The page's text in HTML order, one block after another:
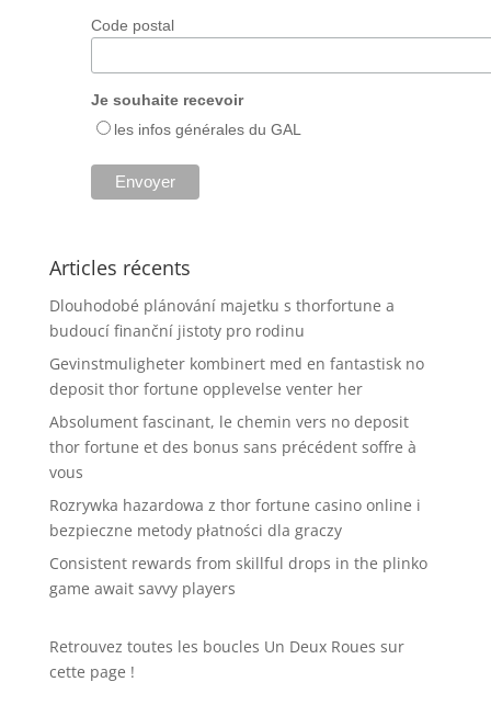
Code postal
Je souhaite recevoir
les infos générales du GAL
Articles récents
Dlouhodobé plánování majetku s thorfortune a
budoucí finanční jistoty pro rodinu
Gevinstmuligheter kombinert med en fantastisk no
deposit thor fortune opplevelse venter her
Absolument fascinant, le chemin vers no deposit
thor fortune et des bonus sans précédent soffre à
vous
Rozrywka hazardowa z thor fortune casino online i
bezpieczne metody płatności dla graczy
Consistent rewards from skillful drops in the plinko
game await savvy players
Retrouvez toutes les boucles Un Deux Roues sur
cette page !